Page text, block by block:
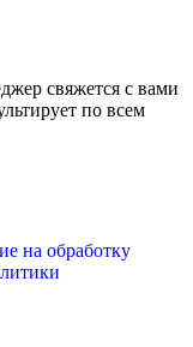
свяжется с вами
по всем
на обработку